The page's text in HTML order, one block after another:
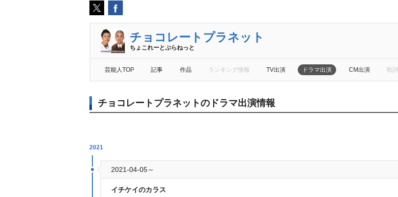
チョコレートプラネット
ちょこれーとぷらねっと
芸能人TOP 記事 作品 ランキング情報 TV出演 ドラマ出演 CM出演 歌詞
チョコレートプラネットのドラマ出演情報
2021
2021-04-05～
イチケイのカラス